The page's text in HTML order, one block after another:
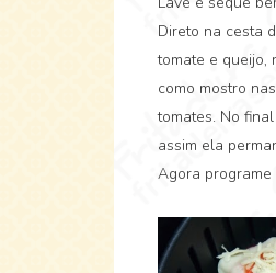
Direto na cesta
tomate e queijo,
como mostro
tomates. No
assim ela
Agora programe